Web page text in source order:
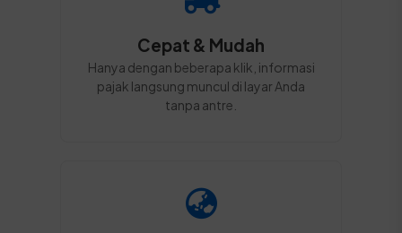
Cepat & Mudah
Hanya dengan beberapa klik, informasi
pajak langsung muncul di layar Anda
tanpa antre.